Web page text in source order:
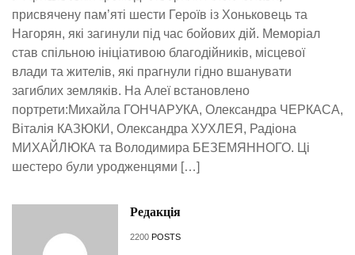
присвячену пам’яті шести Героїв із Хоньковець та
Нагорян, які загинули під час бойових дій. Меморіал
став спільною ініціативою благодійників, місцевої
влади та жителів, які прагнули гідно вшанувати
загиблих земляків. На Алеї встановлено
портрети:Михайла ГОНЧАРУКА, Олександра ЧЕРКАСА,
Віталія КАЗЮКИ, Олександра ХУХЛЕЯ, Радіона
МИХАЙЛЮКА та Володимира БЕЗЕМЯННОГО. Ці
шестеро були уродженцями […]
Редакція
2200 POSTS